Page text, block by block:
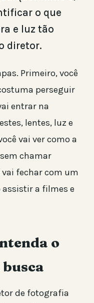
o que
e luz tão
diretor.
Primeiro, você
perseguir
entrar na
lentes, luz e
vai ver como a
chamar
fechar com um
a filmes e
o
de fotografia